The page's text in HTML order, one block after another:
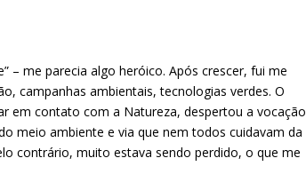
– me parecia algo heróico. Após crescer, fui me
campanhas ambientais, tecnologias verdes. O
em contato com a Natureza, despertou a vocação
meio ambiente e via que nem todos cuidavam da
contrário, muito estava sendo perdido, o que me